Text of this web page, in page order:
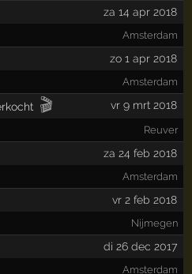
za 14 apr 2018
Amsterdam
zo 1 apr 2018
Amsterdam
🎬 vr 9 mrt 2018
Reuver
za 24 feb 2018
Amsterdam
vr 2 feb 2018
Nijmegen
di 26 dec 2017
Amsterdam